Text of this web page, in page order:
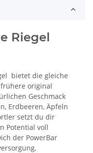
Riegel
bietet die gleiche
original
Geschmack
Erdbeeren, Äpfeln
setzt du dir
Potential voll
der PowerBar